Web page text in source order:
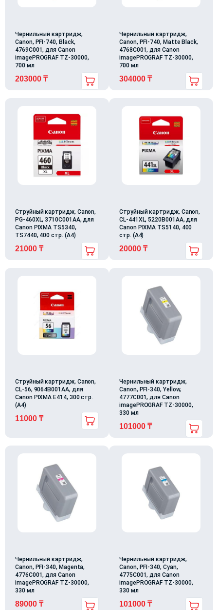
Чернильный картридж,
Canon, PFI-740, Black,
4769C001, для Canon
imagePROGRAF TZ-30000,
700 мл
203000 ₸
Чернильный картридж,
Canon, PFI-740, Matte Black,
4768C001, для Canon
imagePROGRAF TZ-30000,
700 мл
304000 ₸
Струйный картридж, Canon,
PG-460XL, 3710C001AA, для
Canon PIXMA TS5340,
TS7440, 400 стр. (А4)
21000 ₸
Струйный картридж, Canon,
CL-441XL, 5220B001AA, для
Canon PIXMA TS5140, 400
стр. (А4)
20000 ₸
Струйный картридж, Canon,
CL-56, 9064B001AA, для
Canon PIXMA E414, 300 стр.
(А4)
11000 ₸
Чернильный картридж,
Canon, PFI-340, Yellow,
4777C001, для Canon
imagePROGRAF TZ-30000,
330 мл
101000 ₸
Чернильный картридж,
Canon, PFI-340, Magenta,
4776C001, для Canon
imagePROGRAF TZ-30000,
330 мл
89000 ₸
Чернильный картридж,
Canon, PFI-340, Cyan,
4775C001, для Canon
imagePROGRAF TZ-30000,
330 мл
101000 ₸